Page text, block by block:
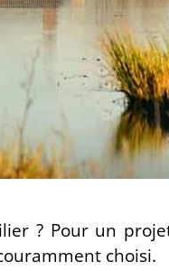
? Pour un
choisi.